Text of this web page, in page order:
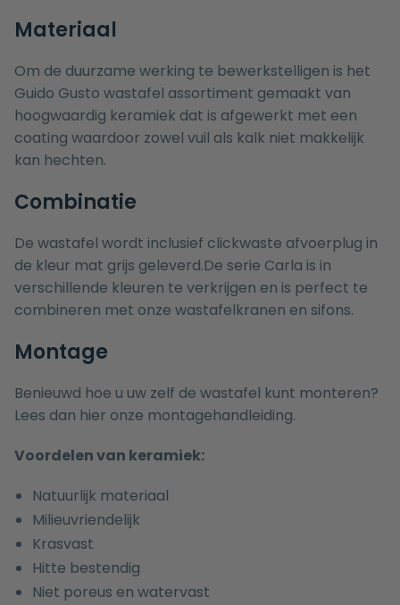
Materiaal
Om de duurzame werking te bewerkstelligen is het
Guido Gusto wastafel assortiment gemaakt van
hoogwaardig keramiek dat is afgewerkt met een
coating waardoor zowel vuil als kalk niet makkelijk
kan hechten.
Combinatie
De wastafel wordt inclusief clickwaste afvoerplug in
de kleur mat grijs geleverd.De serie Carla is in
verschillende kleuren te verkrijgen en is perfect te
combineren met onze wastafelkranen en sifons.
Montage
Benieuwd hoe u uw zelf de wastafel kunt monteren?
Lees dan hier onze montagehandleiding.
Voordelen van keramiek:
Natuurlijk materiaal
Milieuvriendelijk
Krasvast
Hitte bestendig
Niet poreus en watervast